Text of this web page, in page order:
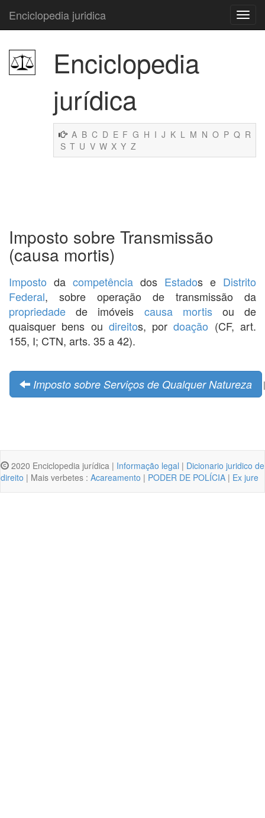
Enciclopedia juridica
Enciclopedia
jurídica
A B C D E F G H I J K L M N O P Q R
S T U V W X Y Z
Imposto sobre Transmissão
(causa mortis)
Imposto da competência dos Estados e Distrito
Federal, sobre operação de transmissão da
propriedade de imóveis causa mortisou de
quaisquer bens ou direitos, pordoação (CF, art.
155, I; CTN, arts. 35 a 42).
Imposto sobre Serviços de Qualquer Natureza |
2020 Enciclopedia jurídica | Informação legal | Dicionario juridico de
direito | Mais verbetes : Acareamento | PODER DE POLÍCIA | Ex jure